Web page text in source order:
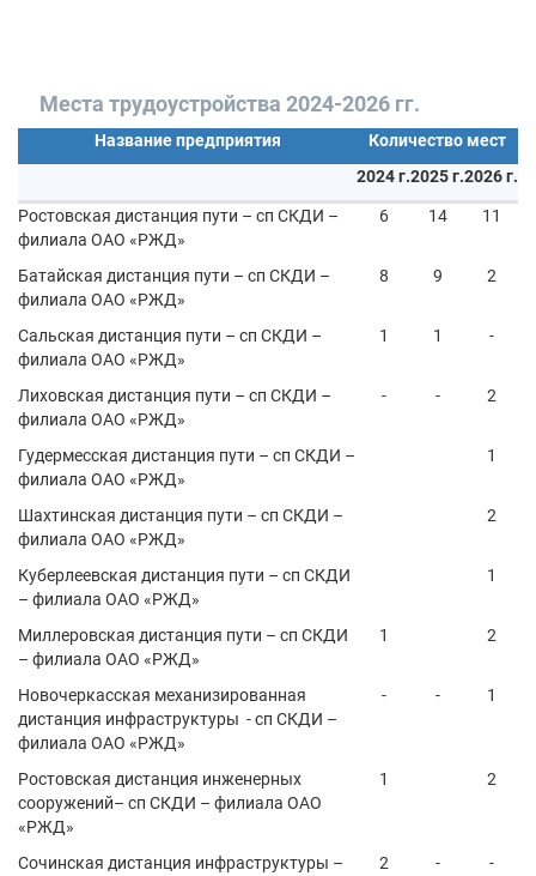
Места трудоустройства 2024-2026 гг.
Название предприятия
Количество мест
2024 г.2025 г.2026 г.
Ростовская дистанция пути – сп СКДИ –
филиала ОАО «РЖД»
6 14 11
Батайская дистанция пути – сп СКДИ –
филиала ОАО «РЖД»
8 9 2
Сальская дистанция пути – сп СКДИ –
филиала ОАО «РЖД»
1 1 -
Лиховская дистанция пути – сп СКДИ –
филиала ОАО «РЖД»
- - 2
Гудермесская дистанция пути – сп СКДИ –
филиала ОАО «РЖД»
1
Шахтинская дистанция пути – сп СКДИ –
филиала ОАО «РЖД»
2
Куберлеевская дистанция пути – сп СКДИ
– филиала ОАО «РЖД»
1
Миллеровская дистанция пути – сп СКДИ
– филиала ОАО «РЖД»
1 2
Новочеркасская механизированная
дистанция инфраструктуры - сп СКДИ –
филиала ОАО «РЖД»
- - 1
Ростовская дистанция инженерных
сооружений– сп СКДИ – филиала ОАО
«РЖД»
1 2
Сочинская дистанция инфраструктуры –
2 - -